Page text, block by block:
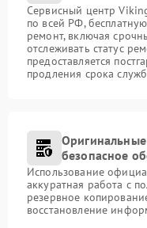
Сервисный центр
по всей РФ,
ремонт, включая
отслеживать статус
предоставляется
продления срока
безопасное
Использование
аккуратная работа с
резервное
восстановление